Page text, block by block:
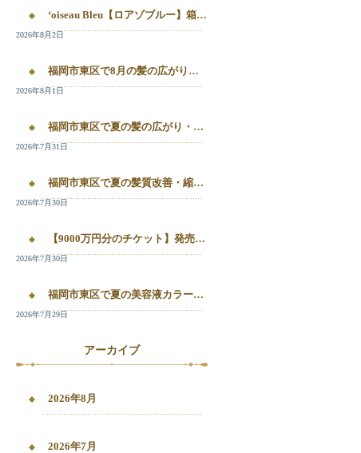
‘oiseau Bleu【ロアゾブルー】箱崎店】 福岡市東区箱崎で、夏の白髪染めやカラー後の毛先のパサつき、髪の艶不足が気になる方へ。
2026年8月2日
福岡市東区で8月の髪の広がり・白髪染め・美容液カラーを相談するなら
2026年8月1日
福岡市東区で夏の髪の広がり・白髪染め・美容液カラーを相談したい方へ｜箱崎・千早のL’oiseau Bleu
2026年7月31日
福岡市東区で夏の髪質改善・縮毛矯正・美容液カラーを相談したい方へ｜箱崎・千早の全席個室美容室ロアゾブルー
2026年7月30日
【9000万円分のチケット】発売開始！！20%OFFで施術が受けられます！
2026年7月30日
福岡市東区で夏の美容液カラー・白髪染め・髪質改善縮毛矯正を相談したい方へ
2026年7月29日
アーカイブ
2026年8月
2026年7月